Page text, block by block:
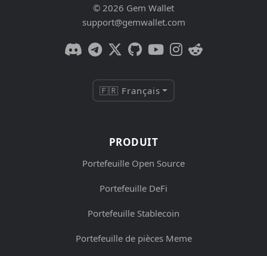
© 2026 Gem Wallet
support@gemwallet.com
🇫🇷 Français
PRODUIT
Portefeuille Open Source
Portefeuille DeFi
Portefeuille Stablecoin
Portefeuille de pièces Meme